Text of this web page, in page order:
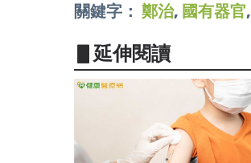
關鍵字： 鄭治, 國有器官,
▋延伸閱讀